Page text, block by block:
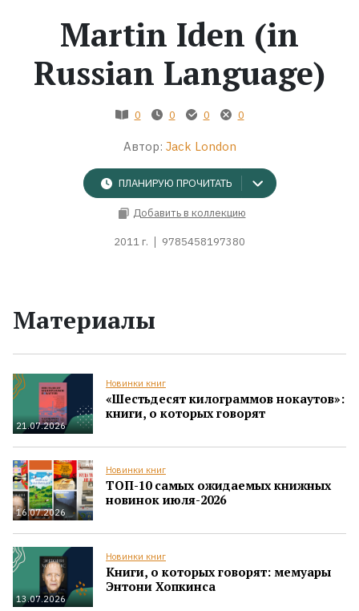
Авторы
Экранизации
Martin Iden (in
Russian Language)
0 0 0 0
Автор: Jack London
ПЛАНИРУЮ ПРОЧИТАТЬ
Добавить в коллекцию
2011 г. 9785458197380
Материалы
21.07.2026
Новинки книг
«Шестьдесят килограммов нокаутов»:
книги, о которых говорят
16.07.2026
Новинки книг
ТОП-10 самых ожидаемых книжных
новинок июля-2026
13.07.2026
Новинки книг
Книги, о которых говорят: мемуары
Энтони Хопкинса